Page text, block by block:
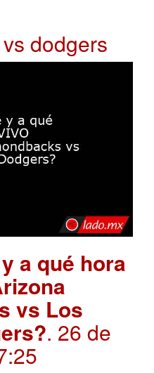
dodgers
a qué hora
vs Los
. 26 de